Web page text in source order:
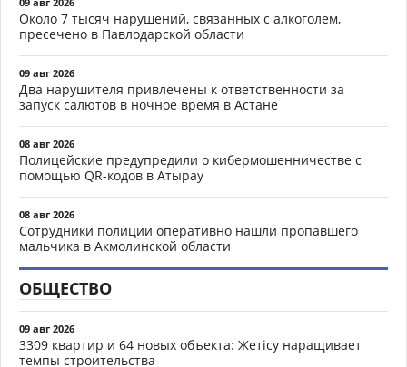
Около 7 тысяч нарушений, связанных с алкоголем,
пресечено в Павлодарской области
09 авг 2026
Два нарушителя привлечены к ответственности за
запуск салютов в ночное время в Астане
08 авг 2026
Полицейские предупредили о кибермошенничестве с
помощью QR-кодов в Атырау
08 авг 2026
Сотрудники полиции оперативно нашли пропавшего
мальчика в Акмолинской области
ОБЩЕСТВО
09 авг 2026
3309 квартир и 64 новых объекта: Жетісу наращивает
темпы строительства